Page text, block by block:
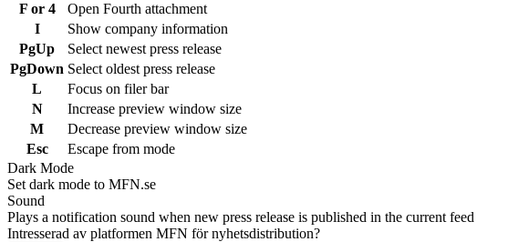
F or 4
Open Fourth attachment
I
Show company information
PgUp
Select newest press release
PgDown Select oldest press release
L
Focus on filer bar
N
Increase preview window size
M
Decrease preview window size
Esc
Escape from mode
Dark Mode
Set dark mode to MFN.se
Sound
Plays a notification sound when new press release is published in the current feed
Intresserad av platformen MFN för nyhetsdistribution?